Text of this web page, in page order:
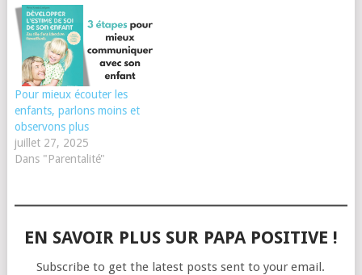
Pour mieux écouter les
enfants, parlons moins et
observons plus
juillet 27, 2025
Dans "Parentalité"
EN SAVOIR PLUS SUR PAPA POSITIVE !
Subscribe to get the latest posts sent to your email.